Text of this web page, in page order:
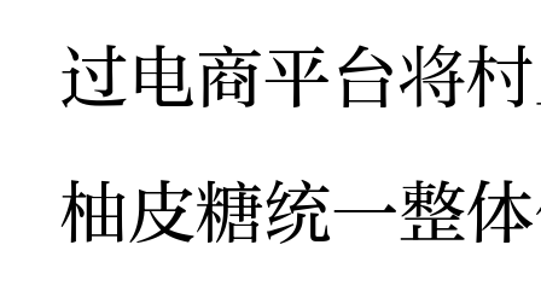
过电商平台将
柚皮糖统一整